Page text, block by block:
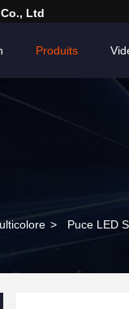
Ltd
Produits
> Puce LED